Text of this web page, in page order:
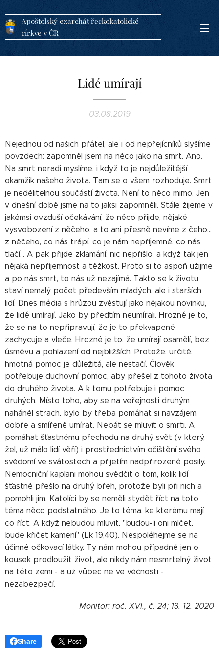
Apoštolský exarchát řeckokatolické
církve v ČR
Lidé umírají
03.08.2019
Nejednou od našich přátel, ale i od nepřejícníků slyšíme
povzdech: zapomněl jsem na něco jako na smrt. Ano.
Na smrt neradi myslíme, i když to je nejdůležitější
okamžik našeho života. Tam se o všem rozhoduje. Smrt
je nedělitelnou součástí života. Není to něco mimo. Jen
v dnešní době jsme na to jaksi zapomněli. Stále žijeme v
jakémsi ovzduší očekávání, že něco přijde, nějaké
vysvobození z něčeho, a to ani přesně nevíme z čeho...
z něčeho, co nás trápí, co je nám nepříjemné, co nás
tlačí... A pak přijde zklamání: nic nepřišlo, a když tak jen
nějaká nepříjemnost a těžkost. Proto si to aspoň užijme
a po nás smrt, to nás už nezajímá. Takto se k životu
staví nemalý počet především mladých, ale i starších
lidí. Dnes média s hrůzou zvěstují jako nějakou novinku,
že lidé umírají. Jako by předtím neumírali. Hrozné je to,
že se na to nepřipravují, že je to překvapené
zachycuje a vleče. Hrozné je to, že umírají osamělí, bez
úsměvu a pohlazení od nejbližších. Protože, určitě,
hmotná pomoc je důležitá, ale nestačí. Člověk
potřebuje duchovní pomoc, aby přešel z tohoto života
do druhého života. A k tomu potřebuje i pomoc
druhých. Místo toho, aby se na veřejnosti druhým
naháněl strach, bylo by třeba pomáhat si navzájem
dobře a smířeně umírat. Nebát se mluvit o smrti. A
pomáhat šťastnému přechodu na druhý svět (v který,
žel, už málo lidí věří) i prostřednictvím očištění svého
svědomí ve svátostech a přijetím nadpřirozené posily.
Nemocniční kaplani mohou svědčit o tom, kolik lidí
šťastně přešlo na druhý břeh, protože byli při nich a
pomohli jim. Katolíci by se neměli stydět říct na toto
téma něco podstatného. Je to téma, ke kterému mají
co říct. A když nebudou mluvit, "budou-li oni mlčet,
bude křičet kamení" (Lk 19,40). Nespoléhejme se na
účinné očkovací látky. Ty nám mohou případně jen o
kousek prodloužit život, ale nikdy nám nesmrtelný život
na této zemi - a už vůbec ne ve věčnosti -
nezabezpečí.
Monitor: roč. XVI., č. 24; 13. 12. 2020
Share